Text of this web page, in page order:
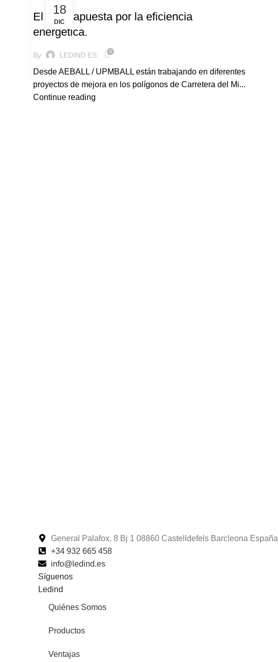
18
DIC
El AMB apuesta por la eficiencia
energética.
By LEDIND ES 0
Desde AEBALL / UPMBALL están trabajando en diferentes
proyectos de mejora en los polígonos de Carretera del Mi...
Continue reading
General Palafox, 8 Bj 1 08860 Castelldefels Barcleona España
+34 932 665 458‬
info@ledind.es
Síguenos
Ledind
Quiénes Somos
Productos
Ventajas